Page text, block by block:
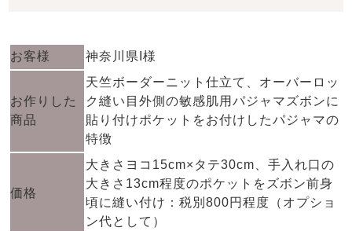
お客様 神奈川県I様
お作りした
商品
天竺ボーダーニット仕立て、オーバーロッ
ク縫い目外側の敏感肌用パジャマズボンに
貼り付けポケットをお付けしたパジャマの
特徴
価格
大きさヨコ15cm×タテ30cm、手入れ口の
大きさ13cm程度のポケットをズボン前身
頃に縫い付け：税別800円程度（オプショ
ン代として）